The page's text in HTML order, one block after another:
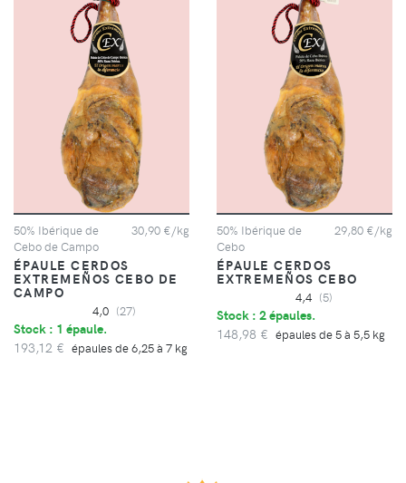
50% Ibérique de
Cebo de Campo
30,90 €/kg
ÉPAULE CERDOS
EXTREMEÑOS CEBO DE
CAMPO
4,0 (27)
Stock : 1 épaule.
193,12 € épaules de 6,25 à 7 kg
50% Ibérique de
Cebo
29,80 €/kg
ÉPAULE CERDOS
EXTREMEÑOS CEBO
4,4 (5)
Stock : 2 épaules.
148,98 € épaules de 5 à 5,5 kg